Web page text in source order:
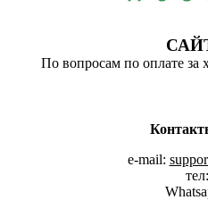
По вопросам по оплате за
e-mail: